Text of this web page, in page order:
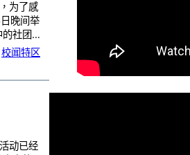
为了感
晚间举
的社团…
校闻特区
动已经